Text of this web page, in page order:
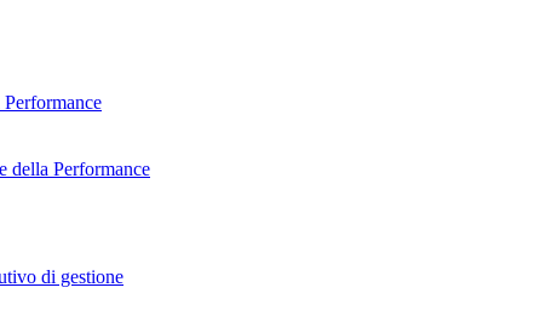
della Performance
di gestione